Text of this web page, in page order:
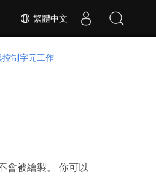
繁體中文
控制字元工作
會被繪製。 你可以